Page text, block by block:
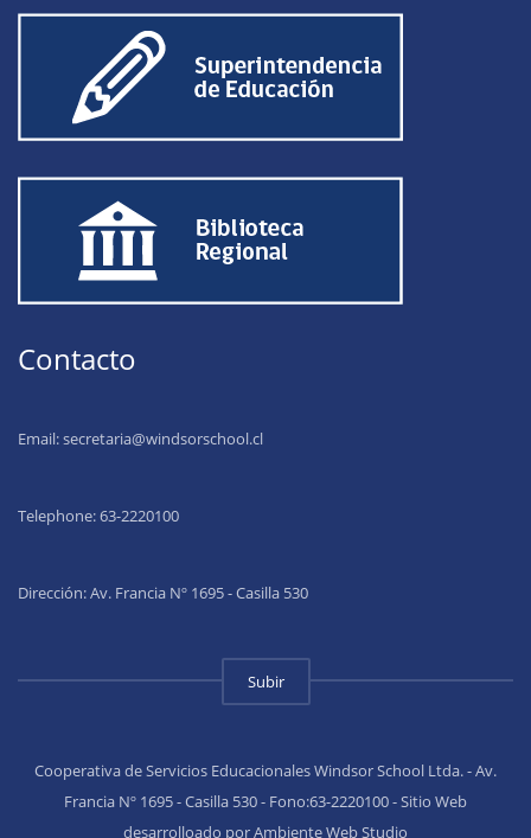
Contacto
Email:secretaria@windsorschool.cl
Telephone: 63-2220100
Dirección: Av. Francia Nº 1695 - Casilla 530
Subir
Cooperativa de Servicios Educacionales Windsor School Ltda. - Av.
Francia Nº 1695 - Casilla 530 - Fono:63-2220100 - Sitio Web
desarrolloado por Ambiente Web Studio